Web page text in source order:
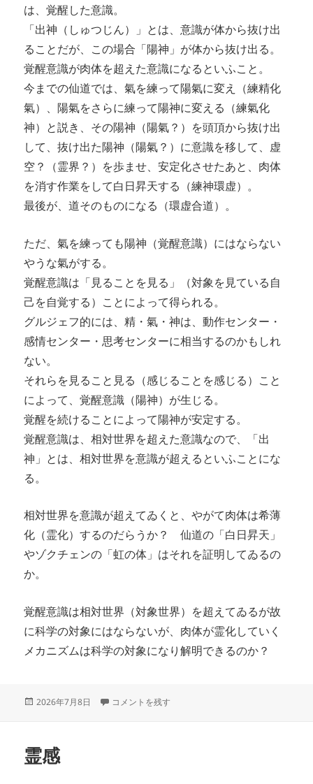
は、覚醒した意識。
「出神（しゅつじん）」とは、意識が体から抜け出
ることだが、この場合「陽神」が体から抜け出る。
覚醒意識が肉体を超えた意識になるといふこと。
今までの仙道では、氣を練って陽氣に変え（練精化
氣）、陽氣をさらに練って陽神に変える（練氣化
神）と説き、その陽神（陽氣？）を頭頂から抜け出
して、抜け出た陽神（陽氣？）に意識を移して、虚
空？（霊界？）を歩ませ、安定化させたあと、肉体
を消す作業をして白日昇天する（練神環虚）。
最後が、道そのものになる（環虚合道）。
ただ、氣を練っても陽神（覚醒意識）にはならない
やうな氣がする。
覚醒意識は「見ることを見る」（対象を見ている自
己を自覚する）ことによって得られる。
グルジェフ的には、精・氣・神は、動作センター・
感情センター・思考センターに相当するのかもしれ
ない。
それらを見ること見る（感じることを感じる）こと
によって、覚醒意識（陽神）が生じる。
覚醒を続けることによって陽神が安定する。
覚醒意識は、相対世界を超えた意識なので、「出
神」とは、相対世界を意識が超えるといふことにな
る。
相対世界を意識が超えてゐくと、やがて肉体は希薄
化（霊化）するのだらうか？ 仙道の「白日昇天」
やゾクチェンの「虹の体」はそれを証明してゐるの
か。
覚醒意識は相対世界（対象世界）を超えてゐるが故
に科学の対象にはならないが、肉体が霊化していく
メカニズムは科学の対象になり解明できるのか？
投
2026年7月8日 仙道の考察 に
コメントを残す
霊感